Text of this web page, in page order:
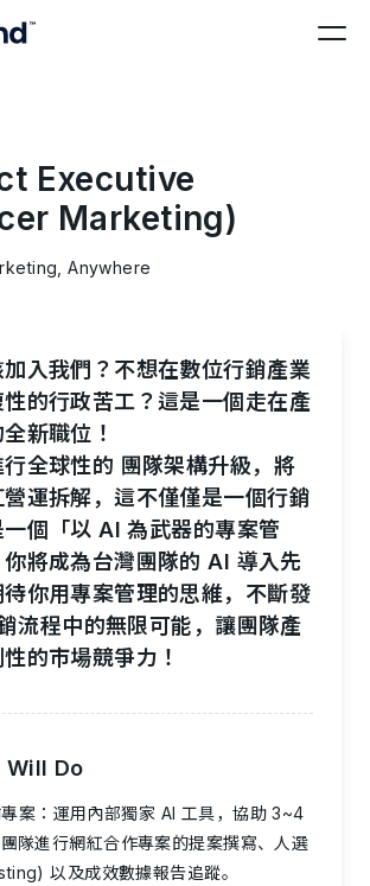
Executive
Marketing)
Anywhere
入我們？不想在數位行銷產業
的行政苦工？這是一個走在產
新職位！
全球性的 團隊架構升級，將
運拆解，這不僅僅是一個行銷
個「以 AI 為武器的專案管
將成為台灣團隊的 AI 導入先
你用專案管理的思維，不斷發
流程中的無限可能，讓團隊產
的市場競爭力！
Will Do
案：運用內部獨家 AI 工具，協助 3~4
隊進行網紅合作專案的提案撰寫、人選
以及成效數據報告追蹤。